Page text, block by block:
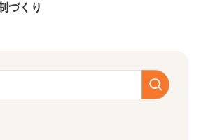
づくり